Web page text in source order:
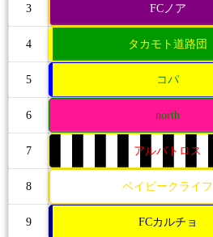
3 FCノア
4 タカモト道路団
5 コパ
6 north
7 アルバトロス
8 ベイビークライフ
9 FCカルチョ